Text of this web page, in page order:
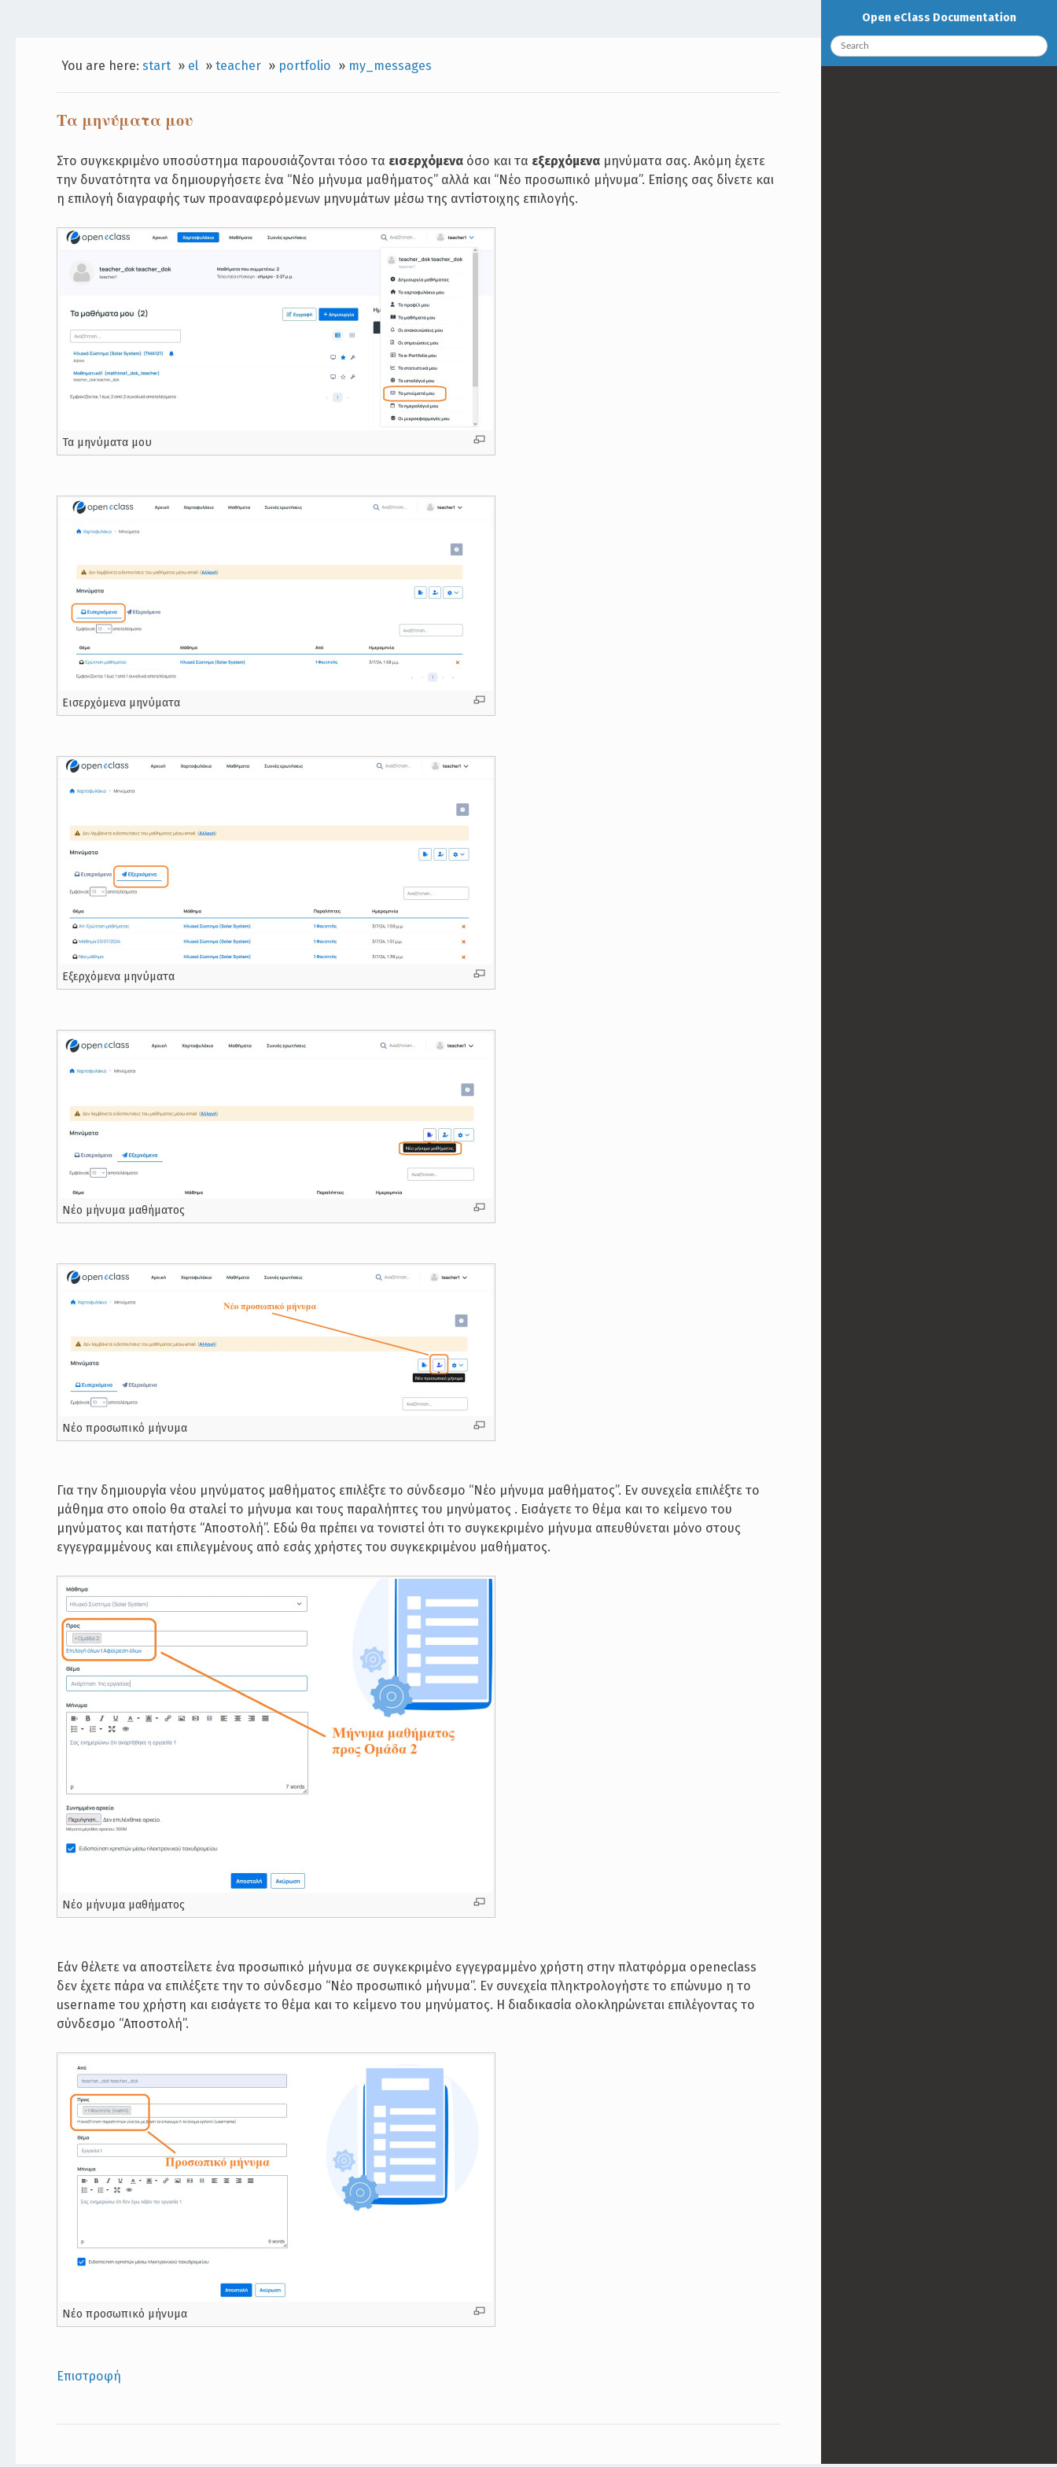
You are here: start » el » teacher » portfolio » my_messages
Τα μηνύματα μου
Στο συγκεκριμένο υποσύστημα παρουσιάζονται τόσο τα εισερχόμενα όσο και τα εξερχόμενα μηνύματα σας. Ακόμη έχετε
την δυνατότητα να δημιουργήσετε ένα “Νέο μήνυμα μαθήματος” αλλά και “Νέο προσωπικό μήνυμα”. Επίσης σας δίνετε και
η επιλογή διαγραφής των προαναφερόμενων μηνυμάτων μέσω της αντίστοιχης επιλογής.
Τα μηνύματα μου
Εισερχόμενα μηνύματα
Εξερχόμενα μηνύματα
Νέο μήνυμα μαθήματος
Νέο προσωπικό μήνυμα
Για την δημιουργία νέου μηνύματος μαθήματος επιλέξτε το σύνδεσμο “Νέο μήνυμα μαθήματος”. Εν συνεχεία επιλέξτε το
μάθημα στο οποίο θα σταλεί το μήνυμα και τους παραλήπτες του μηνύματος . Εισάγετε το θέμα και το κείμενο του
μηνύματος και πατήστε “Αποστολή”. Εδώ θα πρέπει να τονιστεί ότι το συγκεκριμένο μήνυμα απευθύνεται μόνο στους
εγγεγραμμένους και επιλεγμένους από εσάς χρήστες του συγκεκριμένου μαθήματος.
Νέο μήνυμα μαθήματος
Εάν θέλετε να αποστείλετε ένα προσωπικό μήνυμα σε συγκεκριμένο εγγεγραμμένο χρήστη στην πλατφόρμα openeclass
δεν έχετε πάρα να επιλέξετε την το σύνδεσμο “Νέο προσωπικό μήνυμα”. Εν συνεχεία πληκτρολογήστε το επώνυμο η το
username του χρήστη και εισάγετε το θέμα και το κείμενο του μηνύματος. Η διαδικασία ολοκληρώνεται επιλέγοντας το
σύνδεσμο “Αποστολή”.
Νέο προσωπικό μήνυμα
Επιστροφή
Open eClass Documentation